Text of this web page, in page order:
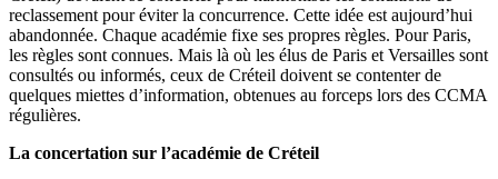
reclassement pour éviter la concurrence. Cette idée est aujourd’hui
abandonnée. Chaque académie fixe ses propres règles. Pour Paris,
les règles sont connues. Mais là où les élus de Paris et Versailles sont
consultés ou informés, ceux de Créteil doivent se contenter de
quelques miettes d’information, obtenues au forceps lors des CCMA
régulières.
La concertation sur l’académie de Créteil